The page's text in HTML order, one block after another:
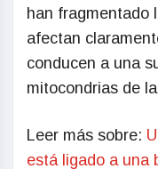
han fragmentado
afectan
conducen a una
mitocondrias de
Leer más sobre:
está ligado a una